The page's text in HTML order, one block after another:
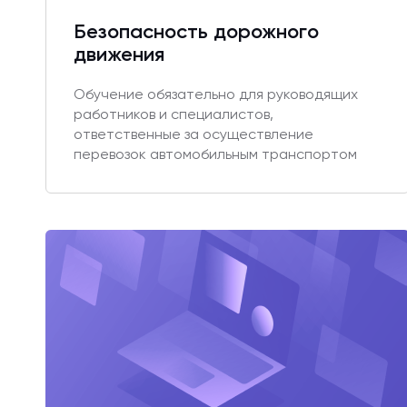
Безопасность дорожного
движения
Обучение обязательно для руководящих
работников и специалистов,
ответственные за осуществление
перевозок автомобильным транспортом